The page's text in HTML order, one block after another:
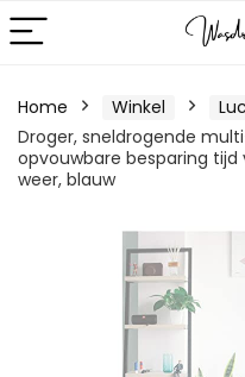
Home Winkel
Droger, sneldrogende
opvouwbare besparing
weer, blauw